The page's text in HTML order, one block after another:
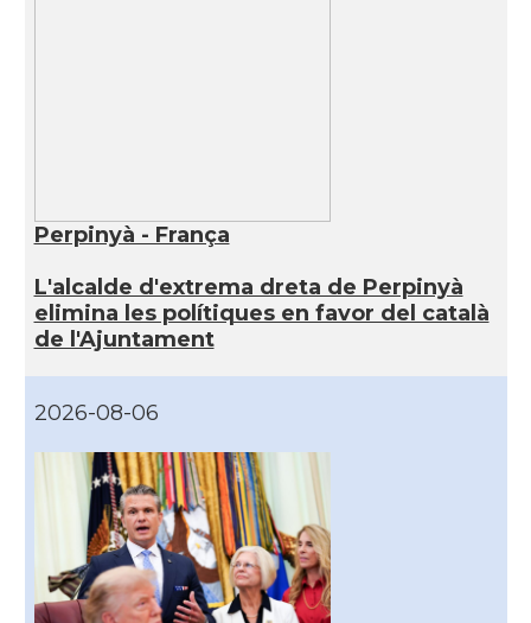
Perpinyà - França
L'alcalde d'extrema dreta de Perpinyà
elimina les polítiques en favor del català
de l'Ajuntament
2026-08-06